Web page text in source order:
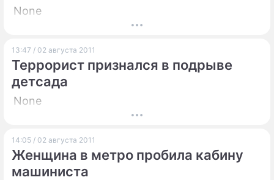
None
13:47 / 02 августа 2011
Террорист признался в подрыве
детсада
None
14:05 / 02 августа 2011
Женщина в метро пробила кабину
машиниста